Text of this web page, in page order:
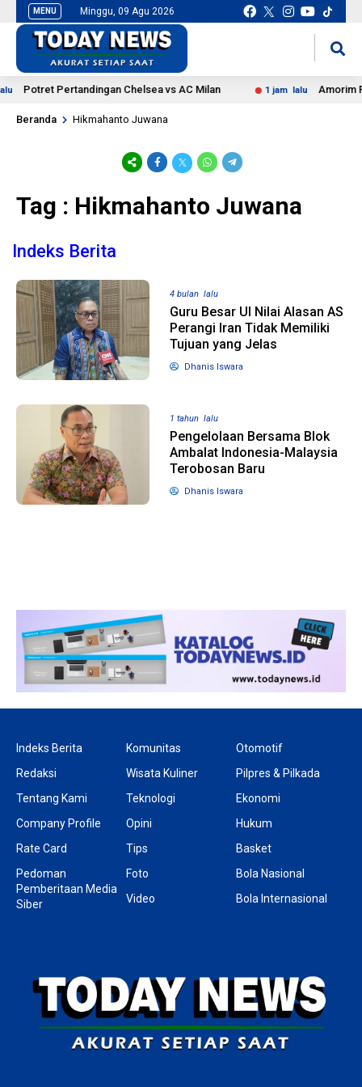
MENU Minggu, 09 Agu 2026
Potret Pertandingan Chelsea vs AC Milan 1 jam lalu Amorim
Beranda Hikmahanto Juwana
Tag : Hikmahanto Juwana
Indeks Berita
4 bulan lalu
Guru Besar UI Nilai Alasan AS
Perangi Iran Tidak Memiliki
Tujuan yang Jelas
Dhanis Iswara
1 tahun lalu
Pengelolaan Bersama Blok
Ambalat Indonesia-Malaysia
Terobosan Baru
Dhanis Iswara
1 tahun lalu
Banyak Gugatan di
Pilkada 2024, Legislator
Ragukan SDM Bawaslu
Keputusan
Capres-
Indeks Berita
Redaksi
Tentang Kami
Company Profile
Rate Card
Pedoman
Pemberitaan Media
Siber
Komunitas
Wisata Kuliner
Teknologi
Opini
Tips
Foto
Video
Otomotif
Pilpres & Pilkada
Ekonomi
Hukum
Basket
Bola Nasional
Bola Internasional